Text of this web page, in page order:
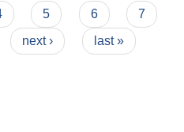
5 6
7
next › last »